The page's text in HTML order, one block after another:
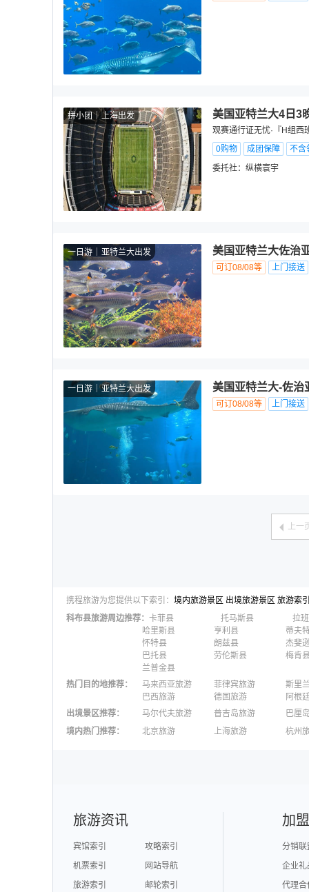
拼小团 上海出发 美国亚特兰大4日3
观赛通行证无忧·『H组西
0购物
成团保障
不含
委托社： 纵横寰宇
一日游 亚特兰大出发 美国亚特兰大佐治
可订08/08等 上门接送
一日游 亚特兰大出发 美国亚特兰大-佐治
可订08/08等 上门接送
上一
携程旅游为您提供以下索引： 境内旅游景区 出境旅游景区 旅游索
科布县旅游周边推荐： 卡菲县 托马斯县
拉
哈里斯县
亨利县
蒂夫
怀特县
朗兹县
杰斐
巴托县
劳伦斯县
梅肯
兰普金县
热门目的地推荐： 马来西亚旅游 菲律宾旅游
斯里
巴西旅游
德国旅游
阿根
出境景区推荐： 马尔代夫旅游 普吉岛旅游
巴厘
澳大利亚旅游
毛里求斯旅游
苏梅
境内热门推荐： 北京旅游 上海旅游
杭州
旅游资讯
宾馆索引
攻略索引
机票索引
网站导航
旅游索引
邮轮索引
加
分销联
企业礼
代理合